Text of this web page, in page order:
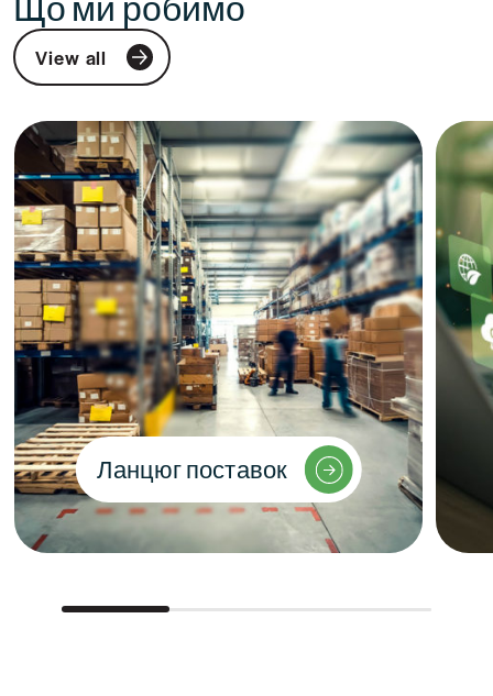
View all
Ланцюг поставок